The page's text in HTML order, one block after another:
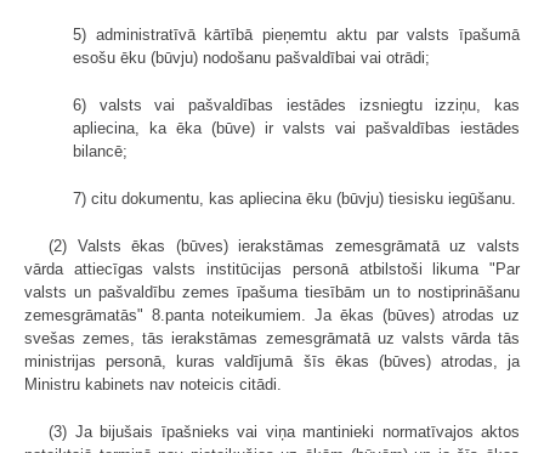
5) administratīvā kārtībā pieņemtu aktu par valsts īpašumā
esošu ēku (būvju) nodošanu pašvaldībai vai otrādi;
6) valsts vai pašvaldības iestādes izsniegtu izziņu, kas
apliecina, ka ēka (būve) ir valsts vai pašvaldības iestādes
bilancē;
7) citu dokumentu, kas apliecina ēku (būvju) tiesisku iegūšanu.
(2) Valsts ēkas (būves) ierakstāmas zemesgrāmatā uz valsts
vārda attiecīgas valsts institūcijas personā atbilstoši likuma "Par
valsts un pašvaldību zemes īpašuma tiesībām un to nostiprināšanu
zemesgrāmatās" 8.panta noteikumiem. Ja ēkas (būves) atrodas uz
svešas zemes, tās ierakstāmas zemesgrāmatā uz valsts vārda tās
ministrijas personā, kuras valdījumā šīs ēkas (būves) atrodas, ja
Ministru kabinets nav noteicis citādi.
(3) Ja bijušais īpašnieks vai viņa mantinieki normatīvajos aktos